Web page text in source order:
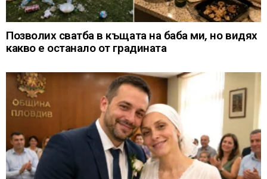
Позволих сватба в къщата на баба ми, но видях
какво е останало от градината